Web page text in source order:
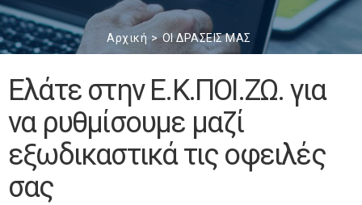
Αρχική ΟΙ ΔΡΑΣΕΙΣ ΜΑΣ
Ελάτε στην Ε.Κ.ΠΟΙ.ΖΩ. για
να ρυθμίσουμε μαζί
εξωδικαστικά τις οφειλές
σας